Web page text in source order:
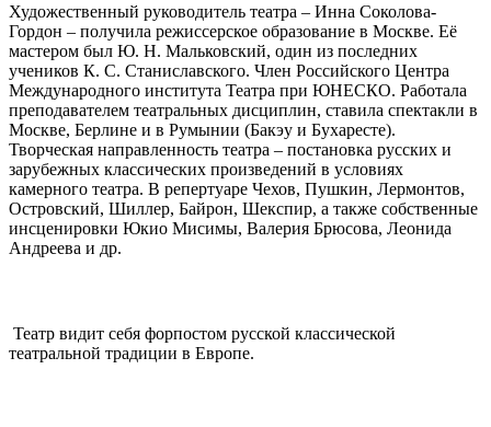
Художественный руководитель театра – Инна Соколова-
Гордон – получила режиссерское образование в Москве. Её
мастером был Ю. Н. Мальковский, один из последних
учеников К. С. Станиславского. Член Российского Центра
Международного института Театра при ЮНЕСКО. Работала
преподавателем театральных дисциплин, ставила спектакли в
Москве, Берлине и в Румынии (Бакэу и Бухаресте).
Творческая направленность театра – постановка русских и
зарубежных классических произведений в условиях
камерного театра. В репертуаре Чехов, Пушкин, Лермонтов,
Островский, Шиллер, Байрон, Шекспир, а также собственные
инсценировки Юкио Мисимы, Валерия Брюсова, Леонида
Андреева и др.
Театр видит себя форпостом русской классической
театральной традиции в Европе.